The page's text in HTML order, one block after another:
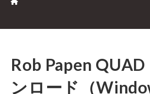
Rob Papen
ンロード（